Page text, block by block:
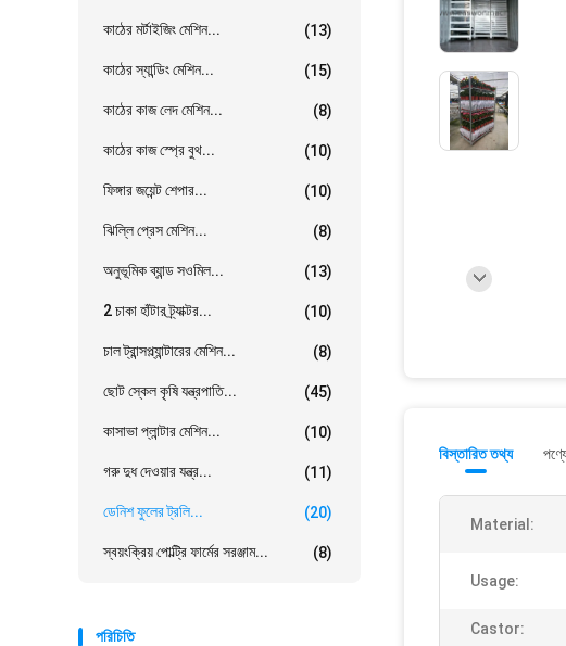
কাঠের মর্টাইজিং মেশিন... (13)
কাঠের স্যান্ডিং মেশিন... (15)
কাঠের কাজ লেদ মেশিন... (8)
কাঠের কাজ স্প্রে বুথ... (10)
ফিঙ্গার জয়েন্ট শেপার... (10)
ঝিল্লি প্রেস মেশিন... (8)
অনুভূমিক ব্যান্ড সওমিল... (13)
2 চাকা হাঁটার ট্র্যাক্টর... (10)
চাল ট্রান্সপ্ল্যান্টারের মেশিন... (8)
ছোট স্কেল কৃষি যন্ত্রপাতি... (45)
কাসাভা প্লান্টার মেশিন... (10)
গরু দুধ দেওয়ার যন্ত্র... (11)
ডেনিশ ফুলের ট্রলি... (20)
স্বয়ংক্রিয় পোল্ট্রি ফার্মের সরঞ্জাম... (8)
পরিচিতি
বিস্তারিত তথ্য
Material:
Usage:
Castor: